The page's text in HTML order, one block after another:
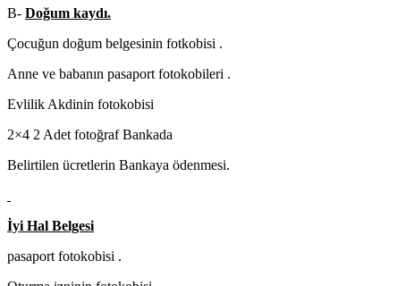
B- Doğum kaydı.
Çocuğun doğum belgesinin fotkobisi .
Anne ve babanın pasaport fotokobileri .
Evlilik Akdinin fotokobisi
2×4 2 Adet fotoğraf Bankada
Belirtilen ücretlerin Bankaya ödenmesi.
İyi Hal Belgesi
pasaport fotokobisi .